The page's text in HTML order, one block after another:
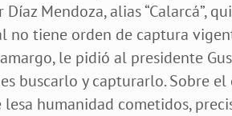
Díaz Mendoza, alias “Calarcá”,
no tiene orden de captura
le pidió al presidente
buscarlo y capturarlo. Sobre
humanidad cometidos,